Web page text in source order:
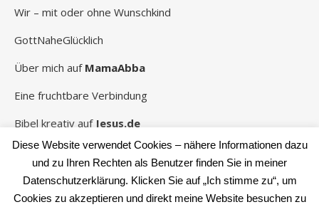
Wir – mit oder ohne Wunschkind
GottNaheGlücklich
Über mich auf MamaAbba
Eine fruchtbare Verbindung
Bibel kreativ auf Jesus.de
2026 Rebekka Schwaneberg ©
Diese Website verwendet Cookies – nähere Informationen dazu
und zu Ihren Rechten als Benutzer finden Sie in meiner
Datenschutzerklärung. Klicken Sie auf „Ich stimme zu“, um
Cookies zu akzeptieren und direkt meine Website besuchen zu